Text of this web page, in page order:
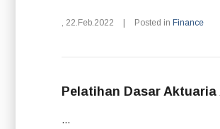
, 22.Feb.2022 Posted in Finance
Pelatihan Dasar
...